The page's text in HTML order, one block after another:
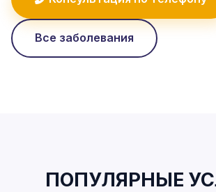
Все заболевания
ПОПУЛЯРНЫЕ